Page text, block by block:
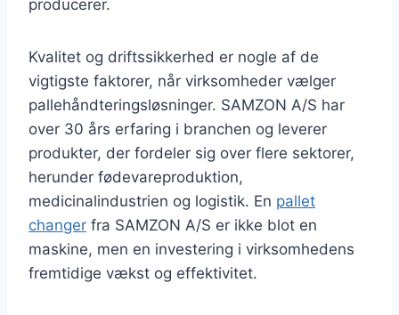
producerer.
Kvalitet og driftssikkerhed er nogle af de
vigtigste faktorer, når virksomheder vælger
pallehåndteringsløsninger. SAMZON A/S har
over 30 års erfaring i branchen og leverer
produkter, der fordeler sig over flere sektorer,
herunder fødevareproduktion,
medicinalindustrien og logistik. En pallet
changer fra SAMZON A/S er ikke blot en
maskine, men en investering i virksomhedens
fremtidige vækst og effektivitet.